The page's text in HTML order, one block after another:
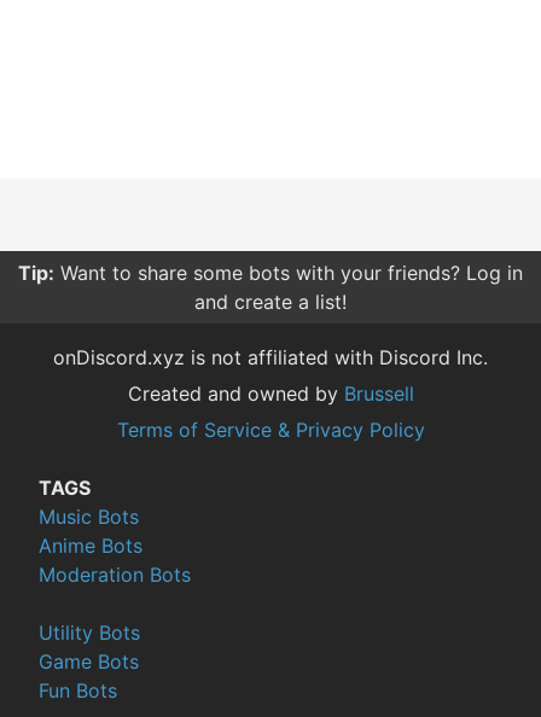
Tip: Want to share some bots with your friends? Log in
and create a list!
onDiscord.xyz is not affiliated with Discord Inc.
Created and owned by Brussell
Terms of Service & Privacy Policy
TAGS
Music Bots
Anime Bots
Moderation Bots
Utility Bots
Game Bots
Fun Bots